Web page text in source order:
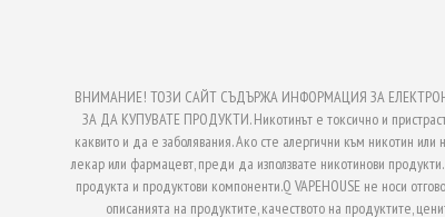
ВНИМАНИЕ! ТОЗИ САЙТ СЪДЪРЖА ИНФОРМАЦИЯ ЗА
ЗА ДА КУПУВАТЕ ПРОДУКТИ. Никотинът е токсично и
каквито и да е заболявания. Ако сте алергични към никотин
лекар или фармацевт, преди да използвате никотинови
продукта и продуктови компоненти.Q VAPEHOUSE не носи
описанията на продуктите, качеството на продуктите,